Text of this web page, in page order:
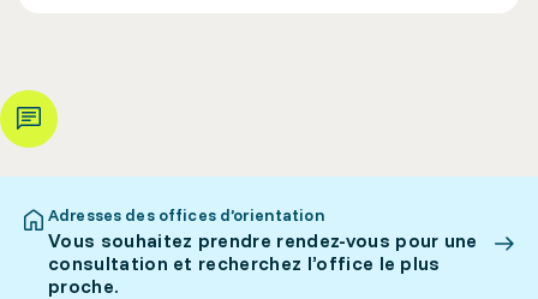
Adresses des offices d’orientation
Vous souhaitez prendre rendez-vous pour une
consultation et recherchez l’office le plus
proche.